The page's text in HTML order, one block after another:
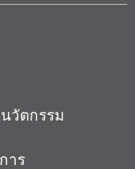
วัตกรรม
าร